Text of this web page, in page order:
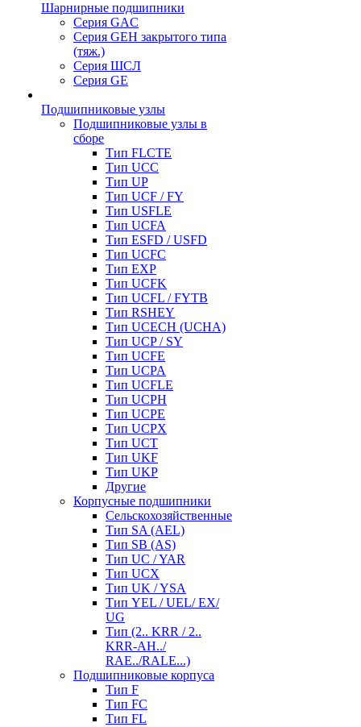
Шарнирные подшипники
Серия GAC
Серия GEH закрытого типа
(тяж.)
Серия ШСЛ
Серия GE
Подшипниковые узлы
Подшипниковые узлы в
сборе
Тип FLCTE
Тип UCC
Тип UP
Тип UCF / FY
Тип USFLE
Тип UCFA
Тип ESFD / USFD
Тип UCFC
Тип EXP
Тип UCFK
Тип UCFL / FYTB
Тип RSHEY
Тип UCECH (UCHA)
Тип UCP / SY
Тип UCFE
Тип UCPA
Тип UCFLE
Тип UCPH
Тип UCPE
Тип UCPX
Тип UCT
Тип UKF
Тип UKP
Другие
Корпусные подшипники
Сельскохозяйственные
Тип SA (AEL)
Тип SB (AS)
Тип UC / YAR
Тип UCX
Тип UK / YSA
Тип YEL / UEL/ EX/
UG
Тип (2.. KRR / 2..
KRR-AH../
RAE../RALE...)
Подшипниковые корпуса
Тип F
Тип FC
Тип FL